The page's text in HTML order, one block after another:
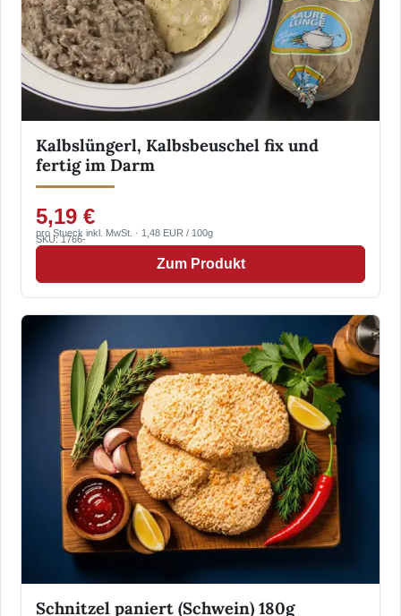
Kalbslüngerl, Kalbsbeuschel fix und
fertig im Darm
5,19 €
pro Stueck inkl. MwSt. · 1,48 EUR / 100g
SKU: 1766-
Zum Produkt
Schnitzel paniert (Schwein) 180g